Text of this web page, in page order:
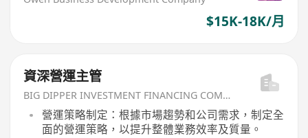
$15K-18K/月
資深營運主管
BIG DIPPER INVESTMENT FINANCING COMPANY
營運策略制定：根據市場趨勢和公司需求，制定全
面的營運策略，以提升整體業務效率及質量。